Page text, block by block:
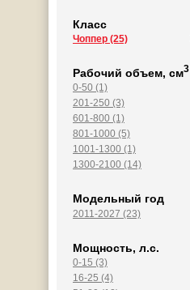
Класс
Чоппер (25)
Рабочий объем, см3
0-50 (1)
201-250 (3)
601-800 (1)
801-1000 (5)
1001-1300 (1)
1300-2100 (14)
Модельный год
2011-2027 (23)
Мощность, л.с.
0-15 (3)
16-25 (4)